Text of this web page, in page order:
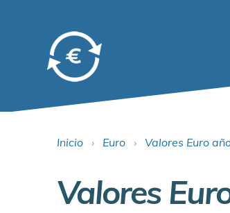
Inicio › Euro ›Valores Euro
Valores